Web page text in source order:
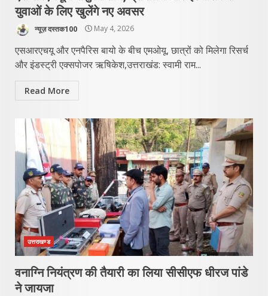
युवाओं के लिए खुलेंगे नए अवसर
न्यूज़ दस्तक100 May 4, 2026
एसआरएचयू और एनपैरिस बायो के बीच एमओयू, छात्रों को मिलेगा रिसर्च
और इंडस्ट्री एक्सपोजर ऋषिकेश,उत्तराखंड: स्वामी राम...
Read More
उत्तराखण्ड
वनाग्नि नियंत्रण की तैयारी का लिया सीसीएफ धीरज पांडे
ने जायजा